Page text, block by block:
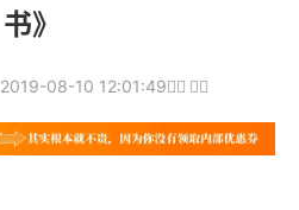
书》
2019-08-10 12:01:49